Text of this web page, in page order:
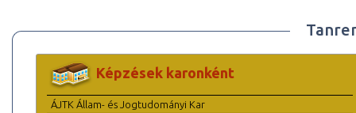
Képzések karonként
ÁJTK Állam- és Jogtudományi Kar